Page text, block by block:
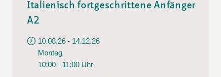
Italienisch fortgeschrittene Anfänger
A2
10.08.26 - 14.12.26
Montag
10:00 - 11:00 Uhr